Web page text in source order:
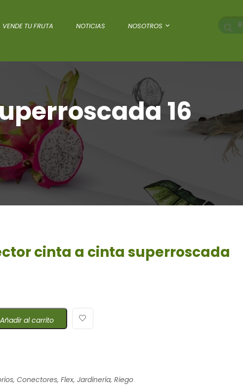
VENDE TU FRUTA NOTICIAS NOSOTROS
16
cinta a cinta superroscada
Añadir al carrito
, Conectores, Flex, Jardinería, Riego